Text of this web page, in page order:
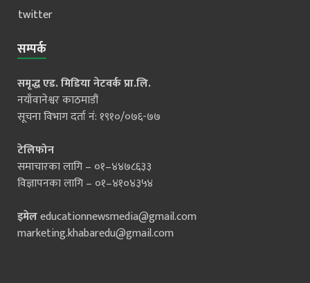
twitter
सम्पर्क
समृद्ध एड. मिडिया नेटवर्क प्रा.लि.
नयाँवानेश्वर काठमाडौं
सूचना विभाग दर्ता नं: १९१०/०७६-७७
टेलिफोन
समाचारका लागि – ०१–४४७८६३३
विज्ञापनका लागि – ०१–४१०४३५४
इमेलeducationnewsmedia@gmail.com
marketing.khabaredu@gmail.com